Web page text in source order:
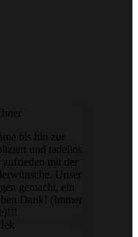
bis hin zur
und tadellos
mit der
Unser
gemacht, ein
Dank! (Immer